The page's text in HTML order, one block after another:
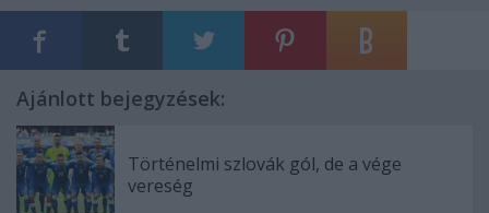
Ajánlott bejegyzések:
Történelmi szlovák gól, de a vége
vereség